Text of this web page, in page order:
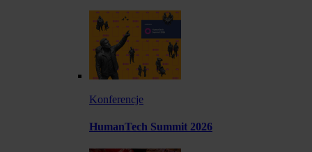
Konferencje
HumanTech Summit 2026